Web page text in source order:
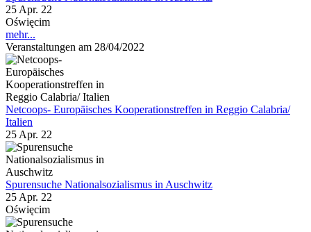
25 Apr. 22
Oświęcim
mehr...
Veranstaltungen am 28/04/2022
Netcoops- Europäisches Kooperationstreffen in Reggio Calabria/
Italien
25 Apr. 22
Spurensuche Nationalsozialismus in Auschwitz
25 Apr. 22
Oświęcim